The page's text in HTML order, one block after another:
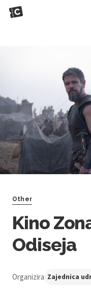
Other
Kino
Odiseja
Organizira